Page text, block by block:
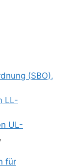
(SBO),
LL-
UL-
,
für